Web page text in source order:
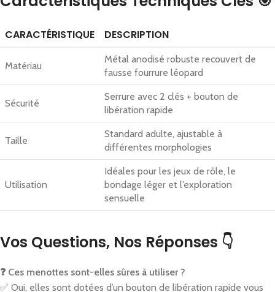
CARACTÉRISTIQUE DESCRIPTION
Matériau
Métal anodisé robuste recouvert de
fausse fourrure léopard
Sécurité
Serrure avec 2 clés + bouton de
libération rapide
Taille
Standard adulte, ajustable à
différentes morphologies
Utilisation
Idéales pour les jeux de rôle, le
bondage léger et l’exploration
sensuelle
Vos Questions, Nos Réponses 👇
❓ Ces menottes sont-elles sûres à utiliser ?
✅ Oui, elles sont dotées d’un bouton de libération rapide vous